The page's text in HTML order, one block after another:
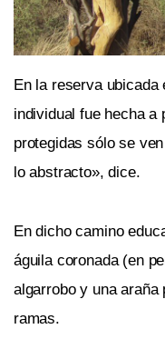
En la reserva ubicada
individual fue hecha
protegidas sólo se
lo abstracto», dice.
En dicho camino
águila coronada (en
algarrobo y una araña
ramas.